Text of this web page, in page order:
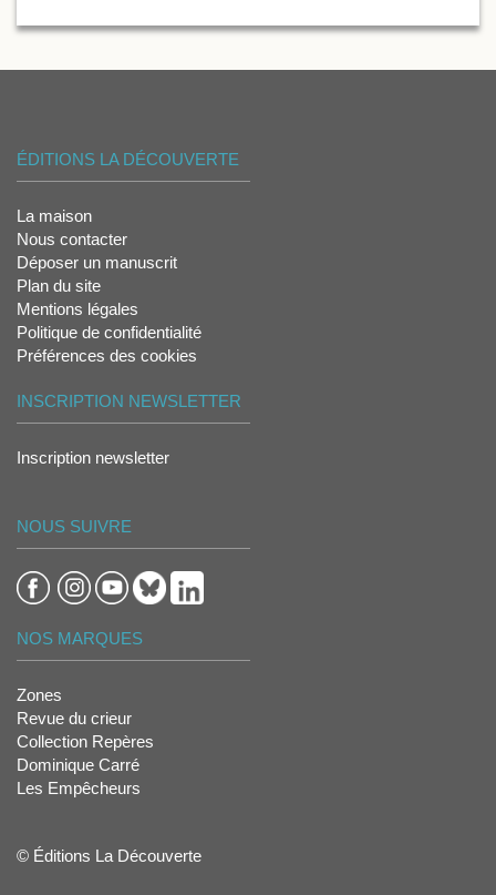
ÉDITIONS LA DÉCOUVERTE
La maison
Nous contacter
Déposer un manuscrit
Plan du site
Mentions légales
Politique de confidentialité
Préférences des cookies
INSCRIPTION NEWSLETTER
Inscription newsletter
NOUS SUIVRE
NOS MARQUES
Zones
Revue du crieur
Collection Repères
Dominique Carré
Les Empêcheurs
© Éditions La Découverte